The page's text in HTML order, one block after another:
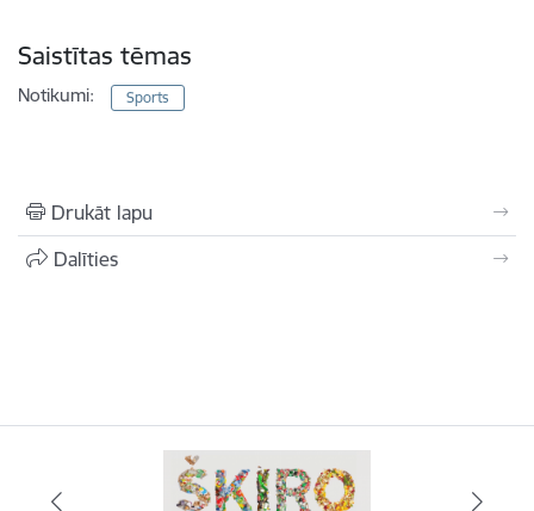
Saistītas tēmas
Notikumi: Sports
Drukāt lapu
Dalīties